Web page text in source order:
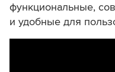
функциональные,
и удобные для